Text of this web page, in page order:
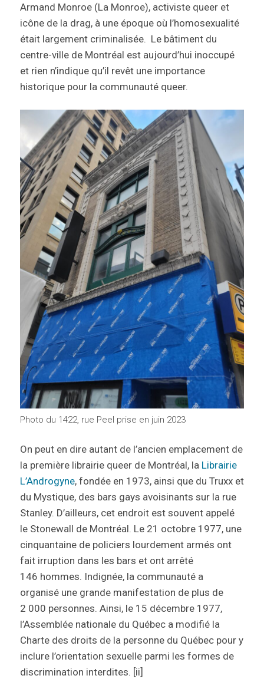
Armand Monroe (La Monroe), activiste queer et
icône de la drag, à une époque où l’homosexualité
était largement criminalisée. Le bâtiment du
centre-ville de Montréal est aujourd’hui inoccupé
et rien n’indique qu’il revêt une importance
historique pour la communauté queer.
Photo du 1422, rue Peel prise en juin 2023
On peut en dire autant de l’ancien emplacement de
la première librairie queer de Montréal, la Librairie
L’Androgyne, fondée en 1973, ainsi que du Truxx et
du Mystique, des bars gays avoisinants sur la rue
Stanley. D’ailleurs, cet endroit est souvent appelé
le Stonewall de Montréal. Le 21 octobre 1977, une
cinquantaine de policiers lourdement armés ont
fait irruption dans les bars et ont arrêté
146 hommes. Indignée, la communauté a
organisé une grande manifestation de plus de
2 000 personnes. Ainsi, le 15 décembre 1977,
l’Assemblée nationale du Québec a modifié la
Charte des droits de la personne du Québec pour y
inclure l’orientation sexuelle parmi les formes de
discrimination interdites. [ii]